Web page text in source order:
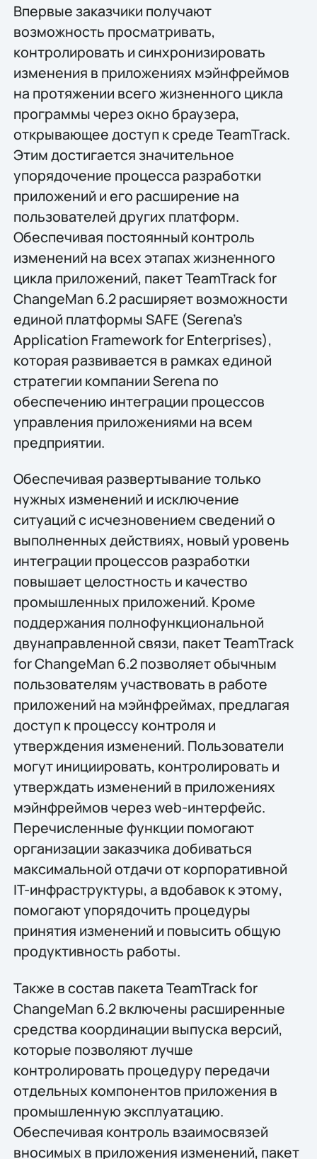
Впервые заказчики получают
возможность просматривать,
контролировать и синхронизировать
изменения в приложениях мэйнфреймов
на протяжении всего жизненного цикла
программы через окно браузера,
открывающее доступ к среде TeamTrack.
Этим достигается значительное
упорядочение процесса разработки
приложений и его расширение на
пользователей других платформ.
Обеспечивая постоянный контроль
изменений на всех этапах жизненного
цикла приложений, пакет TeamTrack for
ChangeMan 6.2 расширяет возможности
единой платформы SAFE (Serena's
Application Framework for Enterprises),
которая развивается в рамках единой
стратегии компании Serena по
обеспечению интеграции процессов
управления приложениями на всем
предприятии.
Обеспечивая развертывание только
нужных изменений и исключение
ситуаций с исчезновением сведений о
выполненных действиях, новый уровень
интеграции процессов разработки
повышает целостность и качество
промышленных приложений. Кроме
поддержания полнофункциональной
двунаправленной связи, пакет TeamTrack
for ChangeMan 6.2 позволяет обычным
пользователям участвовать в работе
приложений на мэйнфреймах, предлагая
доступ к процессу контроля и
утверждения изменений. Пользователи
могут инициировать, контролировать и
утверждать изменений в приложениях
мэйнфреймов через web-интерфейс.
Перечисленные функции помогают
организации заказчика добиваться
максимальной отдачи от корпоративной
IT-инфраструктуры, а вдобавок к этому,
помогают упорядочить процедуры
принятия изменений и повысить общую
продуктивность работы.
Также в состав пакета TeamTrack for
ChangeMan 6.2 включены расширенные
средства координации выпуска версий,
которые позволяют лучше
контролировать процедуру передачи
отдельных компонентов приложения в
промышленную эксплуатацию.
Обеспечивая контроль взаимосвязей
вносимых в приложения изменений, пакет